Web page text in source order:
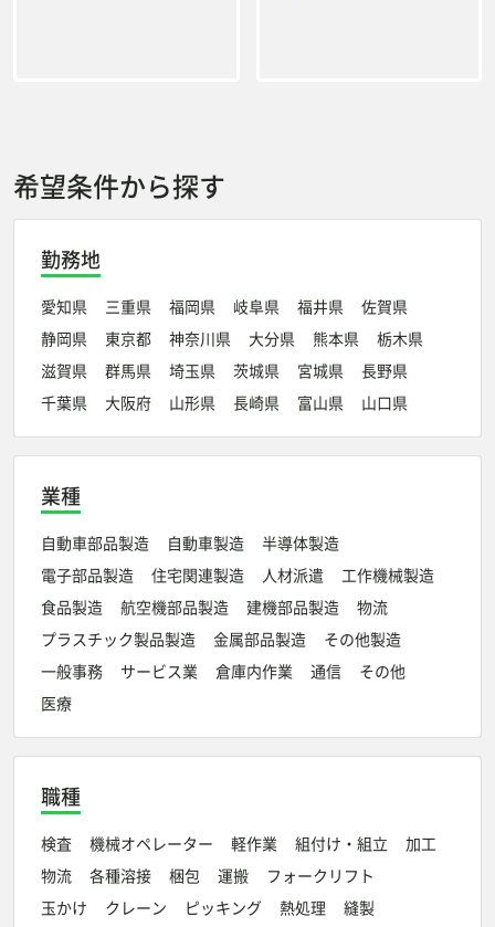
希望条件から探す
勤務地
愛知県 三重県 福岡県 岐阜県 福井県
佐賀県
静岡県
東京都 神奈川県 大分県 熊本県
栃木県
滋賀県
群馬県 埼玉県 茨城県 宮城県
長野県
千葉県
大阪府 山形県 長崎県 富山県 山口県
業種
自動車部品製造 自動車製造
半導体製造
電子部品製造
住宅関連製造 人材派遣
工作機械製造
食品製造
航空機部品製造 建機部品製造
物流
プラスチック製品製造
金属部品製造
その他製造
一般事務
サービス業 倉庫内作業 通信
その他
医療
職種
検査 機械オペレーター 軽作業 組付け・組立
加工
物流
各種溶接 梱包 運搬
フォークリフト
玉かけ
クレーン ピッキング 熱処理
縫製